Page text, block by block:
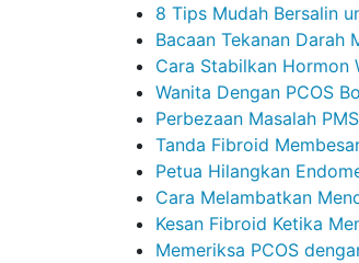
8 Tips Mudah Bersalin
Bacaan Tekanan Darah
Cara Stabilkan Hormon
Wanita Dengan PCOS
Perbezaan Masalah
Tanda Fibroid
Petua Hilangkan
Cara Melambatkan
Kesan Fibroid Ketika
Memeriksa PCOS